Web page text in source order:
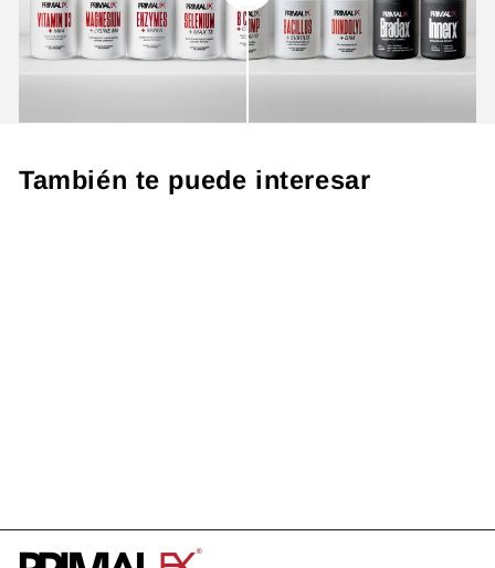
También te puede interesar